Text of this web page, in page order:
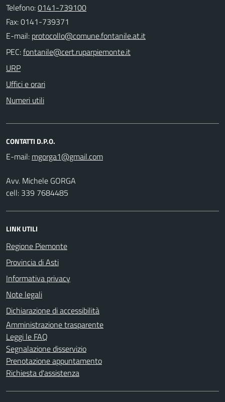
Telefono:0141-739100
Fax: 0141-739371
E-mail:
PEC:
URP
Uffici e orari
Numeri utili
CONTATTI D.P.O.
E-mail:
Avv. Michele GORGA
cell: 339 7684485
LINK UTILI
Regione Piemonte
Provincia di Asti
Informativa privacy
Note legali
Dichiarazione di accessibilità
Amministrazione trasparente
Leggi le FAQ
Segnalazione disservizio
Prenotazione appuntamento
Richiesta d'assistenza